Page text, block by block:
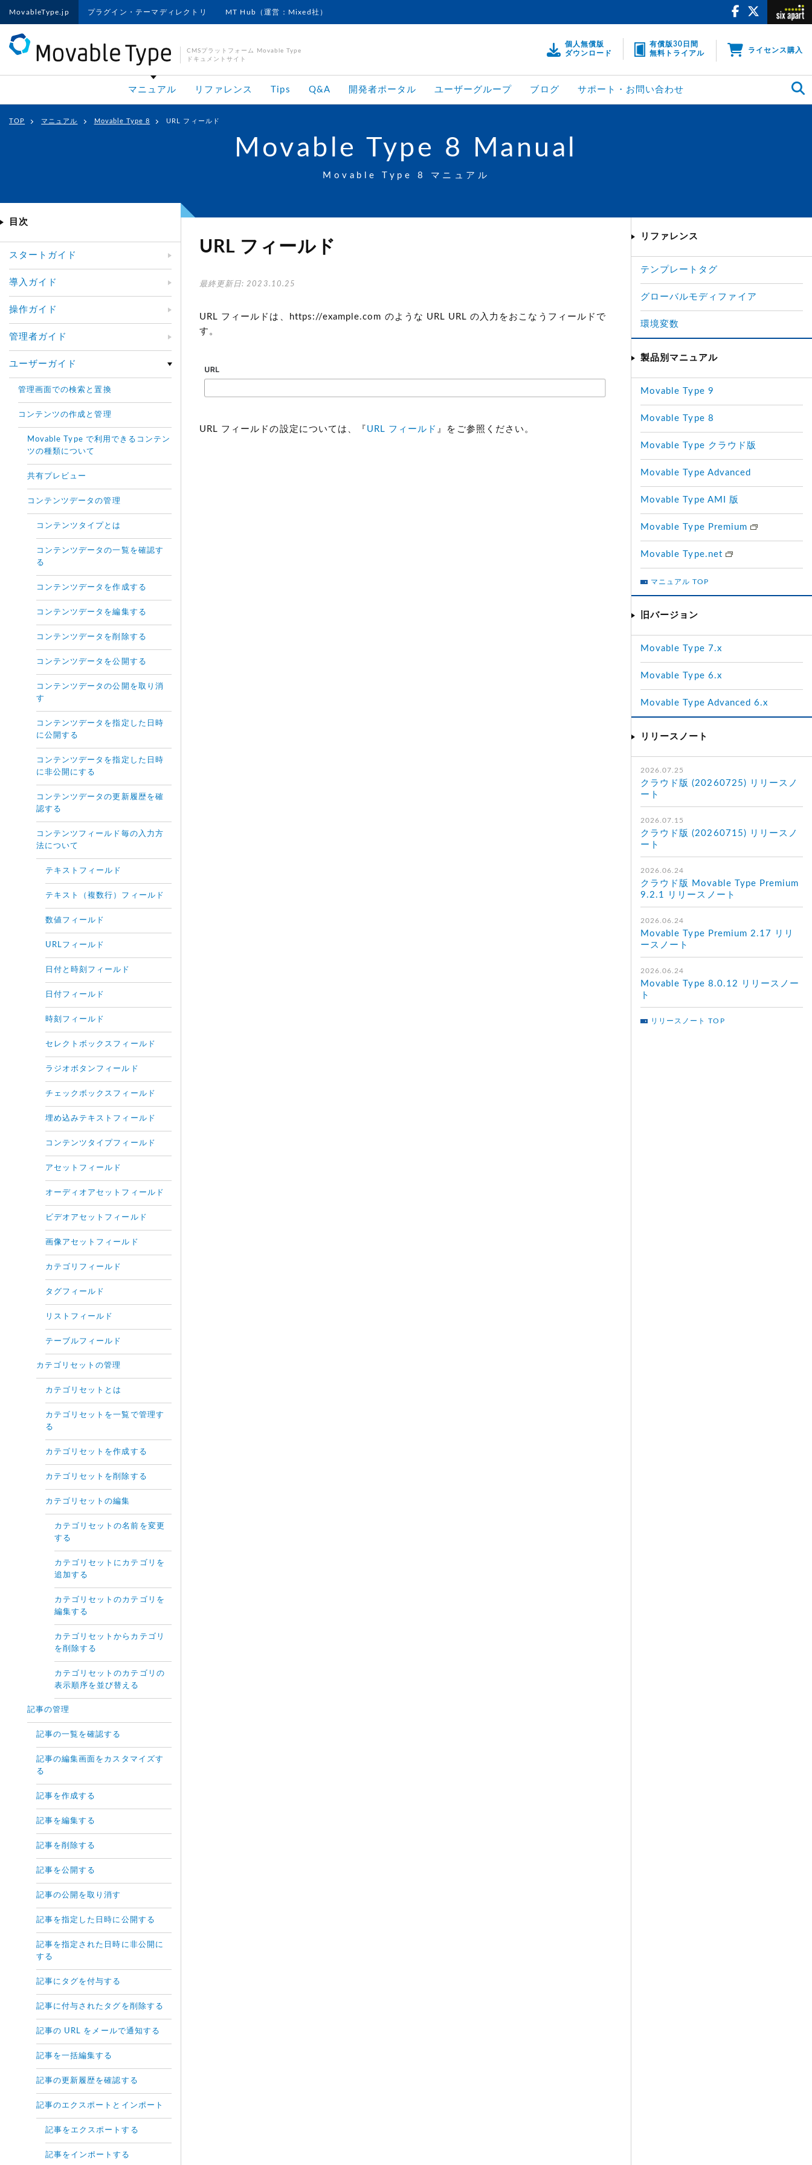
MovableType.jp プラグイン・テーマディレクトリ MT Hub（運営：Mixed社）
CMSプラットフォーム Movable Type
ドキュメントサイト
個人無償版
ダウンロード
有償版30日間
無料トライアル
ライセンス購入
マニュアル リファレンス Tips Q&A 開発者ポータル ユーザーグループ ブログ サポート・お問い合わせ
TOP マニュアル Movable Type 8 URL フィールド
Movable Type 8 Manual
Movable Type 8 マニュアル
URL フィールド
最終更新日: 2023.10.25
URL フィールドは、https://example.com のような URL URL の入力をおこなうフィールドで
す。
URL フィールドの設定については、『 URL フィールド 』をご参照ください。
目次
スタートガイド
導入ガイド
操作ガイド
管理者ガイド
ユーザーガイド
管理画面での検索と置換
コンテンツの作成と管理
Movable Type で利用できるコンテン
ツの種類について
共有プレビュー
コンテンツデータの管理
コンテンツタイプとは
コンテンツデータの一覧を確認す
る
コンテンツデータを作成する
コンテンツデータを編集する
コンテンツデータを削除する
コンテンツデータを公開する
コンテンツデータの公開を取り消
す
コンテンツデータを指定した日時
に公開する
コンテンツデータを指定した日時
に非公開にする
コンテンツデータの更新履歴を確
認する
コンテンツフィールド毎の入力方
法について
テキストフィールド
テキスト（複数行）フィールド
数値フィールド
URLフィールド
日付と時刻フィールド
日付フィールド
時刻フィールド
セレクトボックスフィールド
ラジオボタンフィールド
チェックボックスフィールド
埋め込みテキストフィールド
コンテンツタイプフィールド
アセットフィールド
オーディオアセットフィールド
ビデオアセットフィールド
画像アセットフィールド
カテゴリフィールド
タグフィールド
リストフィールド
テーブルフィールド
カテゴリセットの管理
カテゴリセットとは
カテゴリセットを一覧で管理す
る
カテゴリセットを作成する
カテゴリセットを削除する
カテゴリセットの編集
カテゴリセットの名前を変更
する
カテゴリセットにカテゴリを
追加する
カテゴリセットのカテゴリを
編集する
カテゴリセットからカテゴリ
を削除する
カテゴリセットのカテゴリの
表示順序を並び替える
記事の管理
記事の一覧を確認する
記事の編集画面をカスタマイズす
る
記事を作成する
記事を編集する
記事を削除する
記事を公開する
記事の公開を取り消す
記事を指定した日時に公開する
記事を指定された日時に非公開に
する
記事にタグを付与する
記事に付与されたタグを削除する
記事の URL をメールで通知する
記事を一括編集する
記事の更新履歴を確認する
記事のエクスポートとインポート
記事をエクスポートする
記事をインポートする
リファレンス
テンプレートタグ
グローバルモディファイア
環境変数
製品別マニュアル
Movable Type 9
Movable Type 8
Movable Type クラウド版
Movable Type Advanced
Movable Type AMI 版
Movable Type Premium
Movable Type.net
マニュアル TOP
旧バージョン
Movable Type 7.x
Movable Type 6.x
Movable Type Advanced 6.x
リリースノート
2026.07.25
クラウド版 (20260725) リリースノ
ート
2026.07.15
クラウド版 (20260715) リリースノ
ート
2026.06.24
クラウド版 Movable Type Premium
9.2.1 リリースノート
2026.06.24
Movable Type Premium 2.17 リリ
ースノート
2026.06.24
Movable Type 8.0.12 リリースノー
ト
リリースノート TOP